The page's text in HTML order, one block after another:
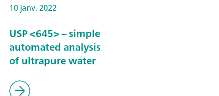
10 janv. 2022
USP <645> – simple
automated analysis
of ultrapure water